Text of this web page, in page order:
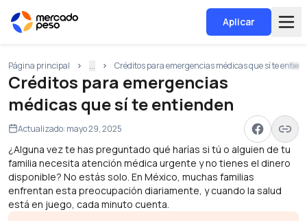
Aplicar
Página principal ... Créditos para emergencias médicas que sí te
Créditos para emergencias
médicas que sí te entienden
Actualizado: mayo 29, 2025
¿Alguna vez te has preguntado qué harías si tú o alguien de tu
familia necesita atención médica urgente y no tienes el dinero
disponible? No estás solo. En México, muchas familias
enfrentan esta preocupación diariamente, y cuando la salud
está en juego, cada minuto cuenta.